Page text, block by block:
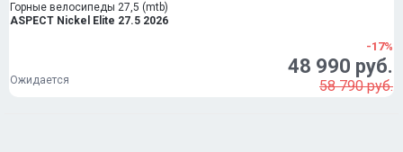
Горные велосипеды 27,5 (mtb)
ASPECT Nickel Elite 27.5 2026
Ожидается
-17%
48 990 руб.
58 790 руб.